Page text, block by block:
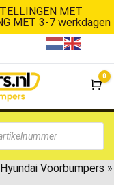
MET
MET 3-7 werkdagen
De
0
Hyundai Voorbumpers »